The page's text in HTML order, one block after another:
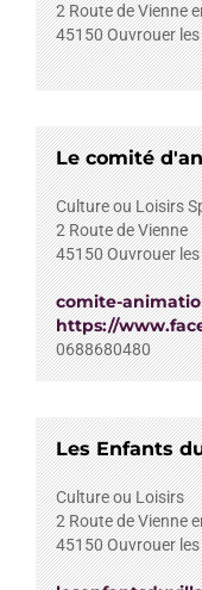
2 Route de Vienne
45150Ouvrouer
Le comité
Culture ou Loisirs
2 Route de Vienne
45150Ouvrouer
comite-
https://
0688680480
Les Enfants
Culture ou Loisirs
2 Route de Vienne
45150Ouvrouer